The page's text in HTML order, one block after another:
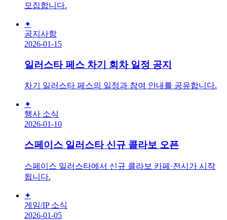
모집합니다.
✦
공지사항
2026-01-15
일러스타 페스 차기 회차 일정 공지
차기 일러스타 페스의 일정과 참여 안내를 공유합니다.
✦
행사 소식
2026-01-10
스페이스 일러스타 신규 콜라보 오픈
스페이스 일러스타에서 신규 콜라보 카페·전시가 시작
됩니다.
✦
게임/IP 소식
2026-01-05